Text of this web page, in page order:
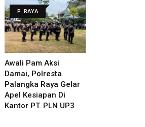
P. RAYA
Awali Pam Aksi
Damai, Polresta
Palangka Raya Gelar
Apel Kesiapan Di
Kantor PT. PLN UP3